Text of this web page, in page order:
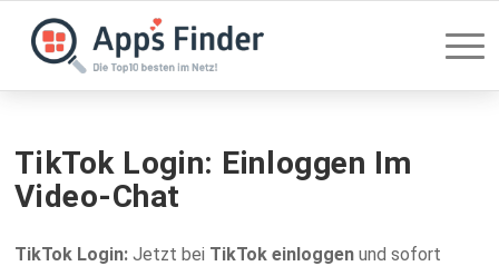
TikTok Login: Einloggen Im
Video-Chat
TikTok Login: Jetzt bei TikTok einloggen und sofort